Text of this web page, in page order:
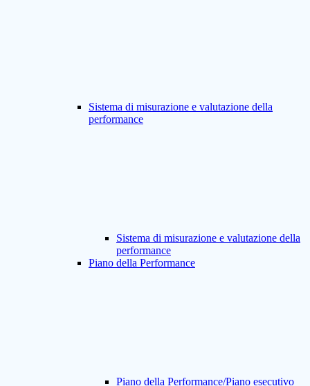
Sistema di misurazione e valutazione della
performance
Sistema di misurazione e valutazione della
performance
Piano della Performance
Piano della Performance/Piano esecutivo